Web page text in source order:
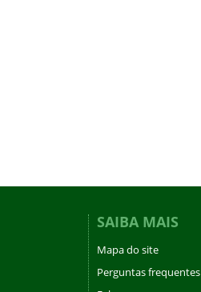
SAIBA MAIS
Mapa do site
Perguntas frequentes